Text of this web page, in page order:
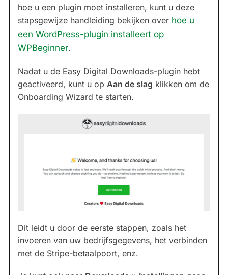
hoe u een plugin moet installeren, kunt u deze
stapsgewijze handleiding bekijken over hoe u
een WordPress-plugin installeert op
WPBeginner.
Nadat u de Easy Digital Downloads-plugin hebt
geactiveerd, kunt u op Aan de slag klikken om de
Onboarding Wizard te starten.
Dit leidt u door de eerste stappen, zoals het
invoeren van uw bedrijfsgegevens, het verbinden
met de Stripe-betaalpoort, enz.